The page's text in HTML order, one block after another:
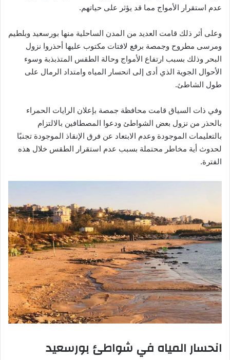
عدم استقرار الأمواج مما قد يؤثر على حياتهم.
وعلى أثر ذلك قامت العديد من المدن الساحلية منها بورسعيد وبلطيم
ومرسى مطروح وجمصة برفع لافتات مكتوب عليها أحذروا نزول
البحر وذلك بسبب ارتفاع الأمواج وحالة الطقس المتذبذبة وسوء
الأحوال الجوية الذي أدى إلى انحسار المياه وامتداد الرمال على
طول الشاطئ.
وفي ذات السياق قامت محافظة جمصة بإعلان الرايات الحمراء
بالحذر من نزول بعض الشواطئ ودعوا المصطافين بالالتزام
بالتعليمات الموجودة وعدم الابتعاد عن فرق الإنقاذ الموجودة تجنبًا
لحدوث أية مخاطر محتملة بسبب عدم استقرار الطقس خلال هذه
الفترة.
انحسار المياه في شواطئ بورسعيد